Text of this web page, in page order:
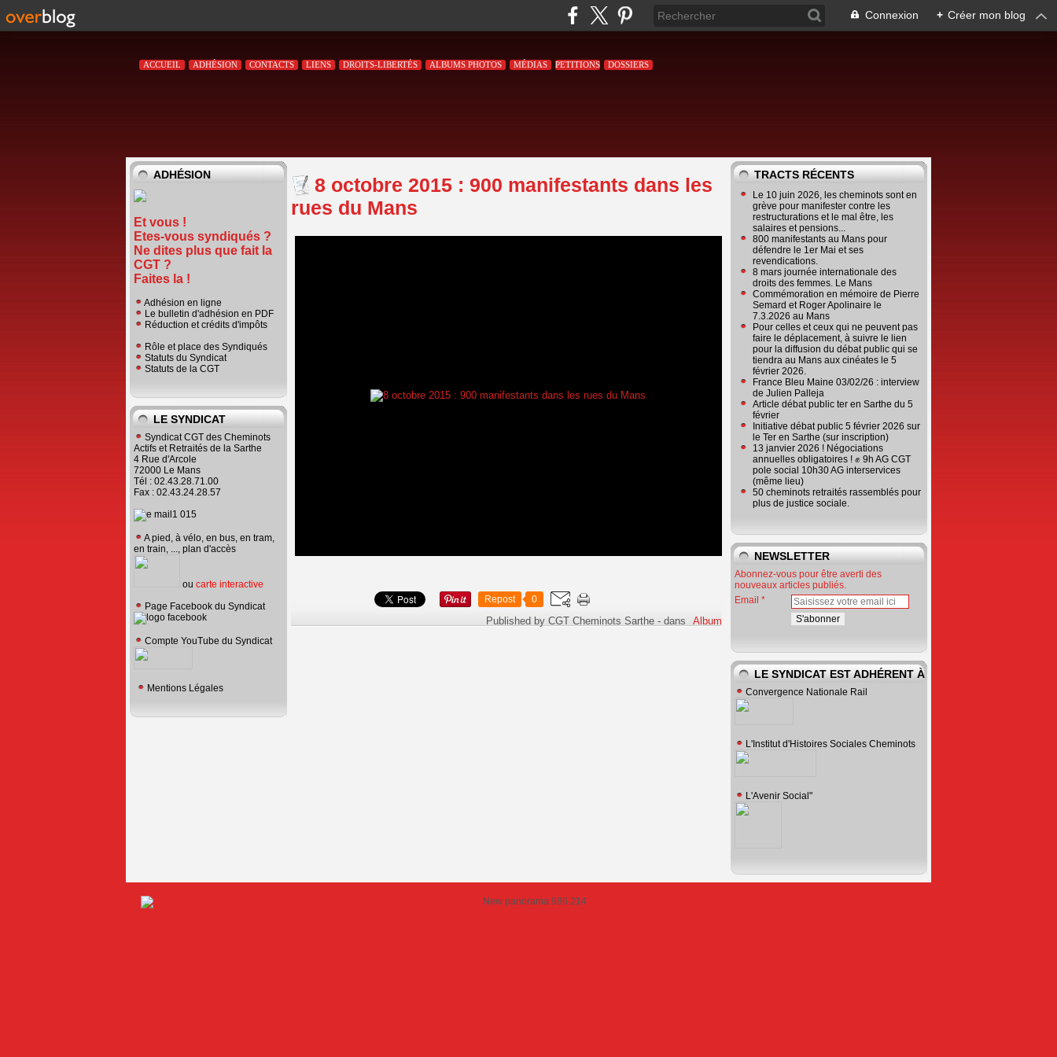
Connexion + Créer mon blog
ACCUEIL ADHÉSION CONTACTS LIENS DROITS-LIBERTÉS ALBUMS PHOTOS MÉDIAS PETITIONS DOSSIERS
ADHÉSION
Et vous !
Etes-vous syndiqués ?
Ne dites plus que fait la
CGT ?
Faites la !
Adhésion en ligne
Le bulletin d'adhésion en PDF
Réduction et crédits d'impôts
Rôle et place des Syndiqués
Statuts du Syndicat
Statuts de la CGT
LE SYNDICAT
Syndicat CGT des Cheminots
Actifs et Retraités de la Sarthe
4 Rue d'Arcole
72000 Le Mans
Tél : 02.43.28.71.00
Fax : 02.43.24.28.57
A pied, à vélo, en bus, en tram,
en train, ..., plan d'accès
ou carte interactive
Page Facebook du Syndicat
Compte YouTube du Syndicat
Mentions Légales
8 octobre 2015 : 900 manifestants dans les
rues du Mans
Repost 0
Published by CGT Cheminots Sarthe - dans Album
TRACTS RÉCENTS
Le 10 juin 2026, les cheminots sont en
grève pour manifester contre les
restructurations et le mal être, les
salaires et pensions...
800 manifestants au Mans pour
défendre le 1er Mai et ses
revendications.
8 mars journée internationale des
droits des femmes. Le Mans
Commémoration en mémoire de Pierre
Semard et Roger Apolinaire le
7.3.2026 au Mans
Pour celles et ceux qui ne peuvent pas
faire le déplacement, à suivre le lien
pour la diffusion du débat public qui se
tiendra au Mans aux cinéates le 5
février 2026.
France Bleu Maine 03/02/26 : interview
de Julien Palleja
Article débat public ter en Sarthe du 5
février
Initiative débat public 5 février 2026 sur
le Ter en Sarthe (sur inscription)
13 janvier 2026 ! Négociations
annuelles obligatoires ! ✊ 9h AG CGT
pole social 10h30 AG interservices
(même lieu)
50 cheminots retraités rassemblés pour
plus de justice sociale.
NEWSLETTER
Abonnez-vous pour être averti des
nouveaux articles publiés.
Email
LE SYNDICAT EST ADHÉRENT À
Convergence Nationale Rail
L'Institut d'Histoires Sociales Cheminots
L'Avenir Social"